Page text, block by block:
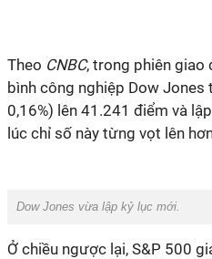
Theo CNBC, trong phiên giao
bình công nghiệp Dow
0,16%) lên 41.241 điểm và
lúc chỉ số này từng vọt lên
Dow Jones vừa lập kỷ lục mới.
Ở chiều ngược lại, S&P 500